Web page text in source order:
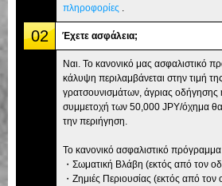
πληροφορίες
02 Έχετε ασφάλεια;
Ναι. Το κανονικό μας ασφαλιστικό
κάλυψη περιλαμβάνεται στην τιμή
γρατσουνισμάτων, άγριας
συμμετοχή των 50,000 JPY/όχημα
την περιήγηση.
Το κανονικό ασφαλιστικό πρόγραμμα
・Σωματική Βλάβη (εκτός από τον
・Ζημιές Περιουσίας (εκτός από